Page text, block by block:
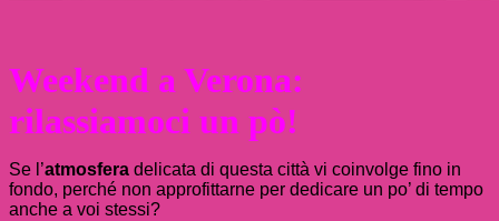
Weekend a Verona:
rilassiamoci un pò!
Se l’atmosfera delicata di questa città vi coinvolge fino in
fondo, perché non approfittarne per dedicare un po’ di tempo
anche a voi stessi?